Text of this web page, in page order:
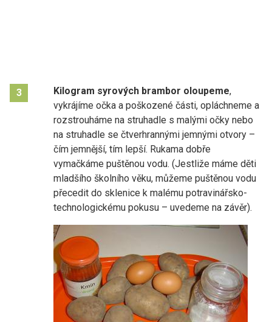
3 Kilogram syrových brambor oloupeme,
vykrájíme očka a poškozené části, opláchneme a
rozstrouháme na struhadle s malými očky nebo
na struhadle se čtverhrannými jemnými otvory –
čím jemnější, tím lepší. Rukama dobře
vymačkáme puštěnou vodu. (Jestliže máme děti
mladšího školního věku, můžeme puštěnou vodu
přecedit do sklenice k malému potravinářsko-
technologickému pokusu – uvedeme na závěr).